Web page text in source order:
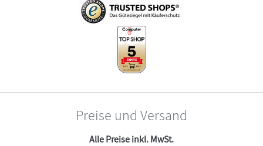
Preise und Versand
Alle Preise inkl. MwSt.